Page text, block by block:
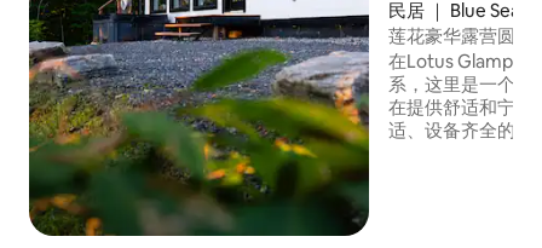
民居 ｜ Blue Sea
莲花豪华露营圆顶
在Lotus
系，这里是一个宁
在提供舒适和宁静
适、设备齐全的圆